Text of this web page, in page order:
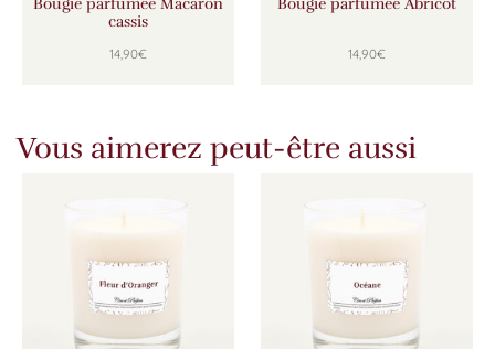
Bougie parfumée Macaron
cassis
14,90€
Bougie parfumée Abricot
14,90€
Vous aimerez peut-être aussi